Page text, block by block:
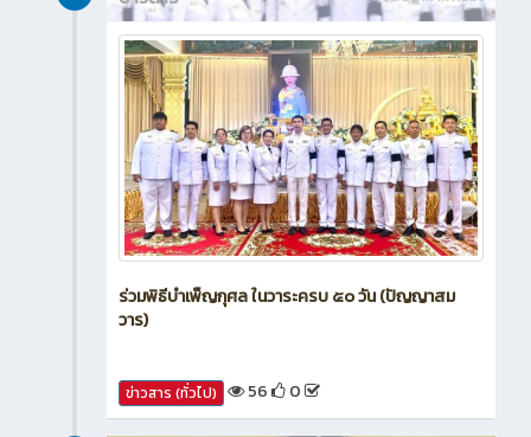
ข่าวสาร
ร่วมพิธีบำเพ็ญกุศล ในวาระครบ ๕๐ วัน (ปัญญาสม
ข่าวสาร (ทั่วไป) 56 0